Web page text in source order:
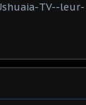
TV--leur-